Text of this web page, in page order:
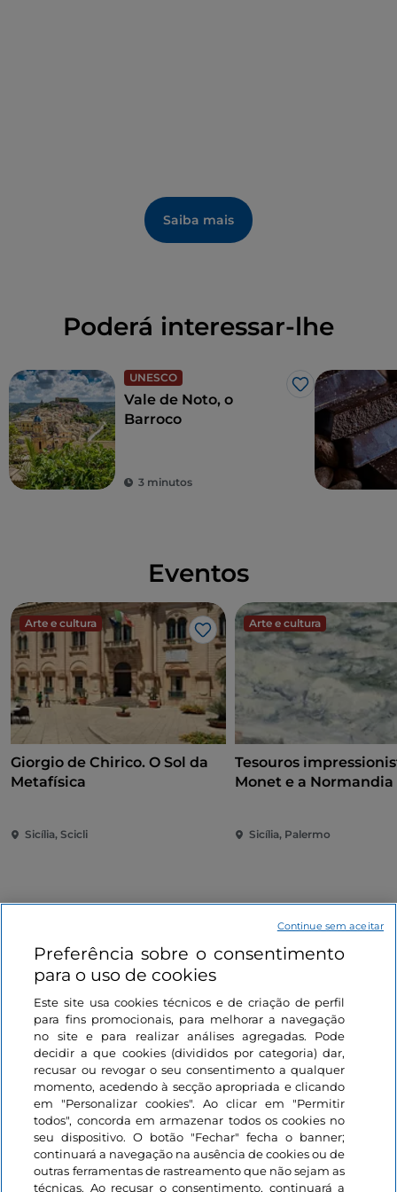
Saiba mais
Poderá interessar-lhe
UNESCO
Gosto
Vale de Noto, o
Barroco
3 minutos
Eventos
Arte e cultura
Gosto
Giorgio de Chirico. O Sol da
Metafísica
Sicília, Scicli
Arte e cultura
Tesouros
Monet e a Normandia
Sicília, Palermo
Informações sobre o site
Ligações úteis
Iniciar sessão
Mantenha-se em contacto
Preferência sobre o consentimento
para o uso de cookies
Este site usa cookies técnicos e de criação de perfil
para fins promocionais, para melhorar a navegação
no site e para realizar análises agregadas. Pode
decidir a que cookies (divididos por categoria) dar,
recusar ou revogar o seu consentimento a qualquer
momento, acedendo à secção apropriada e clicando
em "Personalizar cookies". Ao clicar em "Permitir
todos", concorda em armazenar todos os cookies no
seu dispositivo. O botão "Fechar" fecha o banner;
continuará a navegação na ausência de cookies ou de
outras ferramentas de rastreamento que não sejam as
técnicas. Ao recusar o consentimento, continuará a
Continue sem aceitar